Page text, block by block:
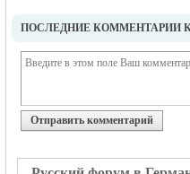
ПОСЛЕДНИЕ КОММЕНТАРИИ
Отправить комментарий